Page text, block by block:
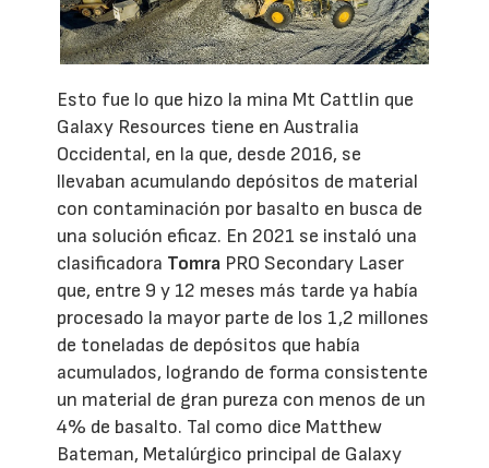
Esto fue lo que hizo la mina Mt Cattlin que
Galaxy Resources tiene en Australia
Occidental, en la que, desde 2016, se
llevaban acumulando depósitos de material
con contaminación por basalto en busca de
una solución eficaz. En 2021 se instaló una
clasificadora Tomra PRO Secondary Laser
que, entre 9 y 12 meses más tarde ya había
procesado la mayor parte de los 1,2 millones
de toneladas de depósitos que había
acumulados, logrando de forma consistente
un material de gran pureza con menos de un
4% de basalto. Tal como dice Matthew
Bateman, Metalúrgico principal de Galaxy